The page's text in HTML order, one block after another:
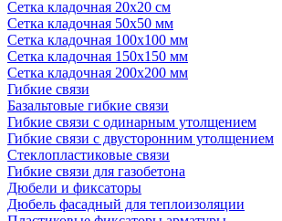
Сетка кладочная 20x20 см
Сетка кладочная 50x50 мм
Сетка кладочная 100x100 мм
Сетка кладочная 150x150 мм
Сетка кладочная 200x200 мм
Гибкие связи
Базальтовые гибкие связи
Гибкие связи с одинарным утолщением
Гибкие связи с двусторонним утолщением
Стеклопластиковые связи
Гибкие связи для газобетона
Дюбели и фиксаторы
Дюбель фасадный для теплоизоляции